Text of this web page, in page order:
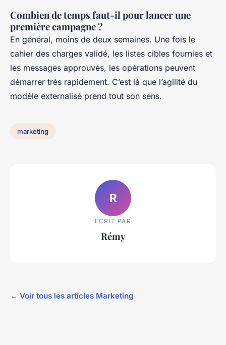
Combien de temps faut-il pour lancer une
première campagne ?
En général, moins de deux semaines. Une fois le
cahier des charges validé, les listes cibles fournies et
les messages approuvés, les opérations peuvent
démarrer très rapidement. C’est là que l’agilité du
modèle externalisé prend tout son sens.
marketing
R
ECRIT PAR
Rémy
← Voir tous les articles Marketing